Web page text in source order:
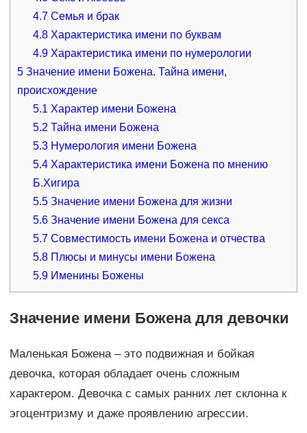
4.7 Семья и брак
4.8 Характеристика имени по буквам
4.9 Характеристика имени по нумерологии
5Значение имени Божена. Тайна имени,
происхождение
5.1 Характер имени Божена
5.2 Тайна имени Божена
5.3 Нумерология имени Божена
5.4 Характеристика имени Божена по мнению
Б.Хигира
5.5 Значение имени Божена для жизни
5.6 Значение имени Божена для секса
5.7 Совместимость имени Божена и отчества
5.8 Плюсы и минусы имени Божена
5.9 Именины Божены
Значение имени Божена для девочки
Маленькая Божена – это подвижная и бойкая
девочка, которая обладает очень сложным
характером. Девочка с самых ранних лет склонна к
эгоцентризму и даже проявлению агрессии.